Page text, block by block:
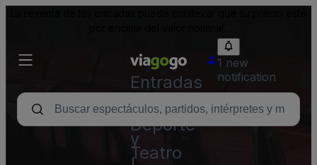
Entradas
para
Conciertos,
Deporte
y
Teatro
1 new
notification